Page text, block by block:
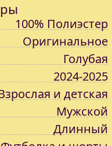
100% Полиэстер
Оригинальное
Голубая
2024-2025
и детская
Мужской
Длинный